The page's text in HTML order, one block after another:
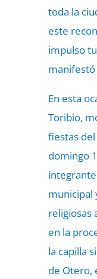
toda la
este
impulso
En esta
Toribio,
fiestas
domingo
municipal
religiosas
en la
la capilla
de Otero,